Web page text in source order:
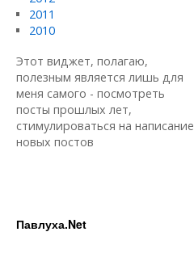
2011
2010
Этот виджет, полагаю,
полезным является лишь для
меня самого - посмотреть
посты прошлых лет,
стимулироваться на написание
новых постов
Павлуха.Net